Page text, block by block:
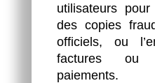
utilisateurs
des copies
officiels, ou
factures ou
paiements.